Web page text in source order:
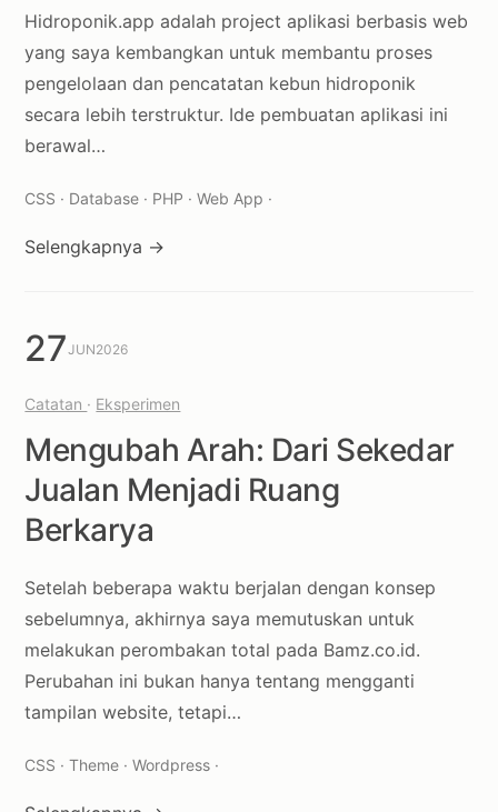
Hidroponik.app adalah project aplikasi berbasis web
yang saya kembangkan untuk membantu proses
pengelolaan dan pencatatan kebun hidroponik
secara lebih terstruktur. Ide pembuatan aplikasi ini
berawal…
CSS · Database · PHP · Web App ·
Selengkapnya →
27JUN2026
Catatan · Eksperimen
Mengubah Arah: Dari Sekedar
Jualan Menjadi Ruang
Berkarya
Setelah beberapa waktu berjalan dengan konsep
sebelumnya, akhirnya saya memutuskan untuk
melakukan perombakan total pada Bamz.co.id.
Perubahan ini bukan hanya tentang mengganti
tampilan website, tetapi…
CSS · Theme · Wordpress ·